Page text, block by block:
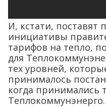
И, кстати, поставят
инициативы
тарифов на тепло,
для
тех уровней,
принималось
когда принимались
Теплокоммунэнерго.